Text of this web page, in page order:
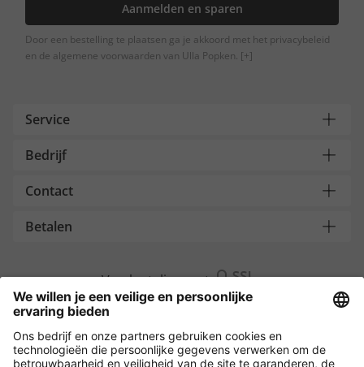
Aanmelden en sparen
Door een bestelling te plaatsen ga je akkoord met het privacybeleid
en de algemene voorwaarden van Ulla Popken. [+]
Service
Bedrijf
Contact
Betalen
Versleuteling met
Overige webwinkels